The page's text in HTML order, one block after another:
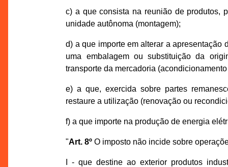
c) a que consista na reunião de produtos,
unidade autônoma (montagem);
d) a que importe em alterar a apresentação
uma embalagem ou substituição da
transporte da mercadoria
e) a que, exercida sobre partes
restaure a utilização (renovação ou
f) a que importe na produção de energia
"Art. 8º O imposto não incide sobre
I - que destine ao exterior produtos